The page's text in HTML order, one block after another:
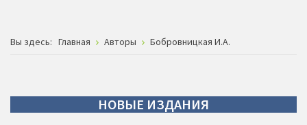
Вы здесь: Главная Авторы Бобровницкая И.А.
НОВЫЕ ИЗДАНИЯ